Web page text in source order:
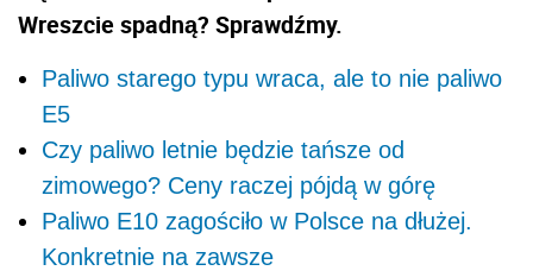
Wreszcie spadną? Sprawdźmy.
Paliwo starego typu wraca, ale to nie paliwo
E5
Czy paliwo letnie będzie tańsze od
zimowego? Ceny raczej pójdą w górę
Paliwo E10 zagościło w Polsce na dłużej.
Konkretnie na zawsze